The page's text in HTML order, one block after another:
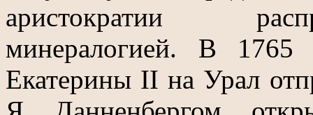
аристократии
минералогией. В 1765
Екатерины II на Урал